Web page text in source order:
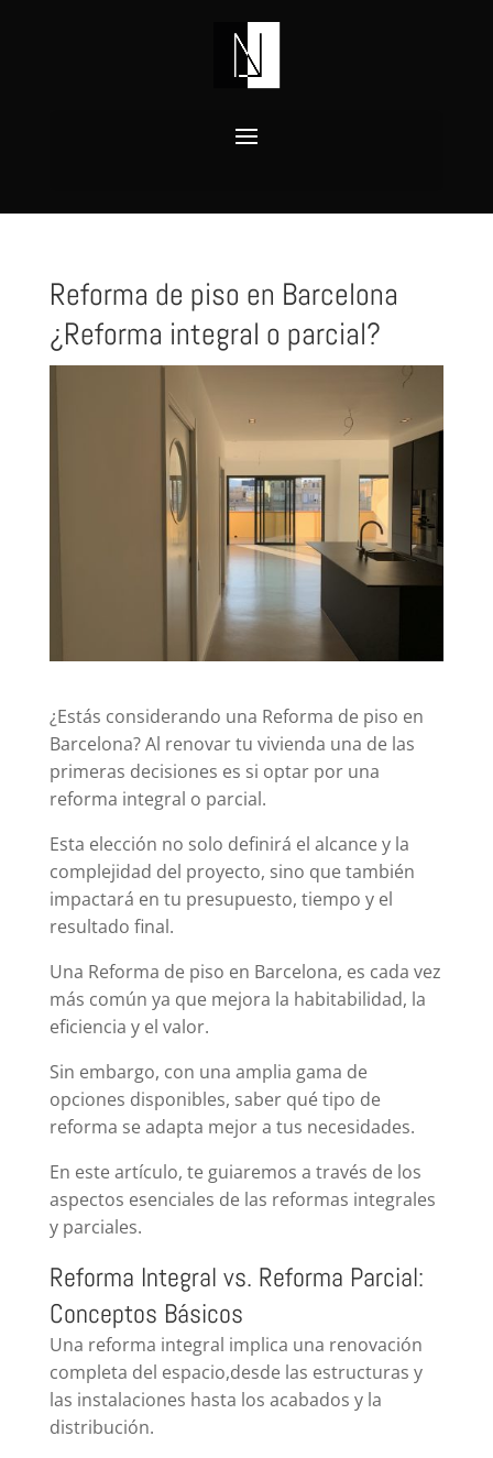
Reforma de piso en Barcelona
¿Reforma integral o parcial?
¿Estás considerando una Reforma de piso en
Barcelona? Al renovar tu vivienda una de las
primeras decisiones es si optar por una
reforma integral o parcial.
Esta elección no solo definirá el alcance y la
complejidad del proyecto, sino que también
impactará en tu presupuesto, tiempo y el
resultado final.
Una Reforma de piso en Barcelona, es cada vez
más común ya que mejora la habitabilidad, la
eficiencia y el valor.
Sin embargo, con una amplia gama de
opciones disponibles, saber qué tipo de
reforma se adapta mejor a tus necesidades.
En este artículo, te guiaremos a través de los
aspectos esenciales de las reformas integrales
y parciales.
Reforma Integral vs. Reforma Parcial:
Conceptos Básicos
Una reforma integral implica una renovación
completa del espacio,desde las estructuras y
las instalaciones hasta los acabados y la
distribución.